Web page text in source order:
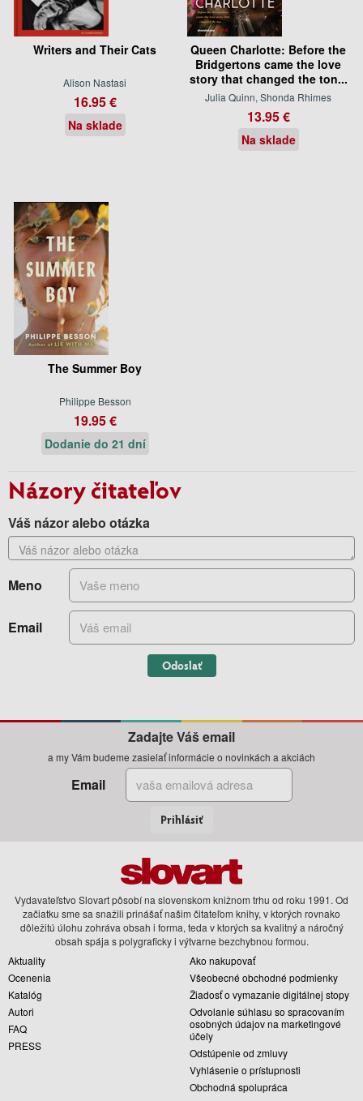
Writers and Their Cats
Alison Nastasi
16.95 €
Na sklade
Queen Charlotte: Before the
Bridgertons came the love
story that changed the ton...
Julia Quinn, Shonda Rhimes
13.95 €
Na sklade
The Summer Boy
Philippe Besson
19.95 €
Dodanie do 21 dní
Názory čitateľov
Váš názor alebo otázka
Meno
Email
Odoslať
Zadajte Váš email
a my Vám budeme zasielať informácie o novinkách a akciách
Email
Prihlásiť
Vydavateľstvo Slovart pôsobí na slovenskom knižnom trhu od roku 1991. Od
začiatku sme sa snažili prinášať našim čitateľom knihy, v ktorých rovnako
dôležitú úlohu zohráva obsah i forma, teda v ktorých sa kvalitný a náročný
obsah spája s polygraficky i výtvarne bezchybnou formou.
Aktuality
Ocenenia
Katalóg
Autori
FAQ
PRESS
Ako nakupovať
Všeobecné obchodné podmienky
Žiadosť o vymazanie digitálnej stopy
Odvolanie súhlasu so spracovaním
osobných údajov na marketingové
účely
Odstúpenie od zmluvy
Vyhlásenie o prístupnosti
Obchodná spolupráca